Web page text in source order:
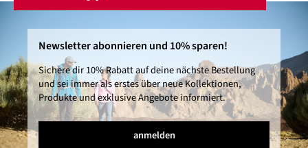
Newsletter abonnieren und 10% sparen!
Sichere dir 10% Rabatt auf deine nächste Bestellung
und sei immer als erstes über neue Kollektionen,
Produkte und exklusive Angebote informiert.
anmelden